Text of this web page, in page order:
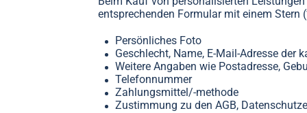
entsprechenden Formular mit einem Stern
Persönliches Foto
Geschlecht, Name, E-Mail-Adresse der
Weitere Angaben wie Postadresse,
Telefonnummer
Zahlungsmittel/-methode
Zustimmung zu den AGB,